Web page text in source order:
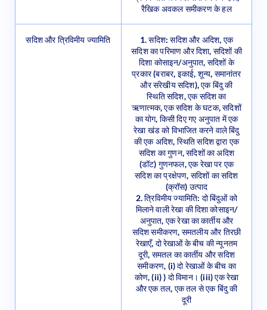
सदिश और त्रिविमीय ज्यामिति
1. सदिश: सदिश और अदिश, एक
सदिश का परिमाण और दिशा, सदिशों की
दिशा कोसाइन/अनुपात, सदिशों के
प्रकार (बराबर, इकाई, शून्य, समानांतर
और संरेखीय सदिश), एक बिंदु की
स्थिति सदिश, एक सदिश का
ऋणात्मक, एक सदिश के घटक, सदिशों
का योग, किसी दिए गए अनुपात में एक
रेखा खंड को विभाजित करने वाले बिंदु
की एक अदिश, स्थिति सदिश द्वारा एक
सदिश का गुणन, सदिशों का अदिश
(डॉट) गुणनफल, एक रेखा पर एक
सदिश का प्रक्षेपण, सदिशों का सदिश
(क्रॉस) उत्पाद
2. त्रिविमीय ज्यामिति: दो बिंदुओं को
मिलाने वाली रेखा की दिशा कोसाइन/
अनुपात, एक रेखा का कार्तीय और
सदिश समीकरण, समतलीय और तिरछी
रेखाएँ, दो रेखाओं के बीच की न्यूनतम
दूरी, समतल का कार्तीय और सदिश
समीकरण, (i) दो रेखाओं के बीच का
कोण, (ii) ) दो विमान। (iii) एक रेखा
और एक तल, एक तल से एक बिंदु की
दूरी